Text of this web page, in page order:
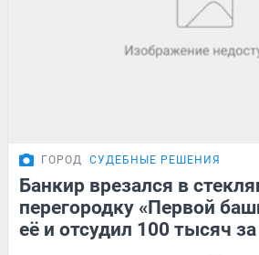
ГОРОД СУДЕБНЫЕ РЕШЕНИЯ
Банкир врезался в
перегородку «Первой
её и отсудил 100 тысяч